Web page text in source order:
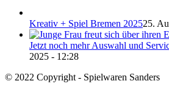
Kreativ + Spiel Bremen 202525.
Jetzt noch mehr Auswahl und
2025 - 12:28
© 2022 Copyright - Spielwaren Sanders